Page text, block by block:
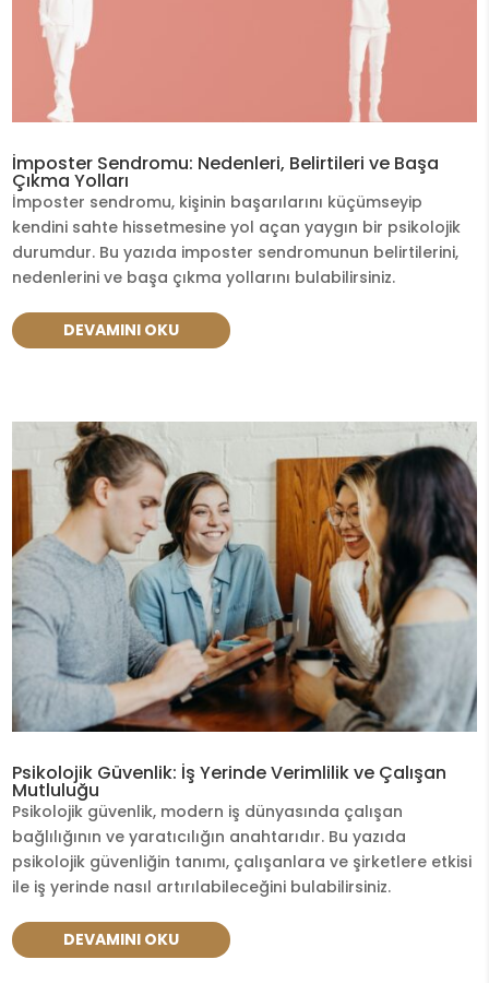
İmposter Sendromu: Nedenleri, Belirtileri ve Başa
Çıkma Yolları
İmposter sendromu, kişinin başarılarını küçümseyip
kendini sahte hissetmesine yol açan yaygın bir psikolojik
durumdur. Bu yazıda imposter sendromunun belirtilerini,
nedenlerini ve başa çıkma yollarını bulabilirsiniz.
DEVAMINI OKU
Psikolojik Güvenlik: İş Yerinde Verimlilik ve Çalışan
Mutluluğu
Psikolojik güvenlik, modern iş dünyasında çalışan
bağlılığının ve yaratıcılığın anahtarıdır. Bu yazıda
psikolojik güvenliğin tanımı, çalışanlara ve şirketlere etkisi
ile iş yerinde nasıl artırılabileceğini bulabilirsiniz.
DEVAMINI OKU